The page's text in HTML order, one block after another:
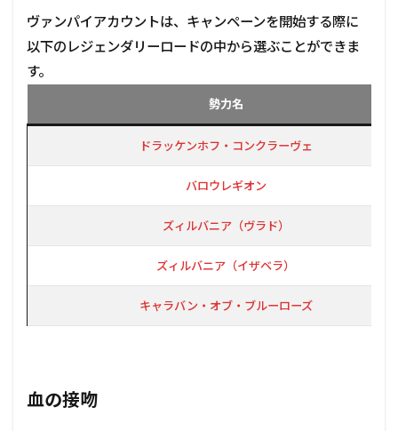
ヴァンパイアカウントは、キャンペーンを開始する際に
以下のレジェンダリーロードの中から選ぶことができま
す。
勢力名
ドラッケンホフ・コンクラーヴェ
バロウレギオン
ズィルバニア（ヴラド）
ズィルバニア（イザベラ）
キャラバン・オブ・ブルーローズ
血の接吻